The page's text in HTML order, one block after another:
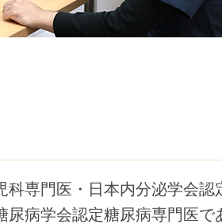
科専門医・日本内分泌学会認
尿病学会認定糖尿病専門医で